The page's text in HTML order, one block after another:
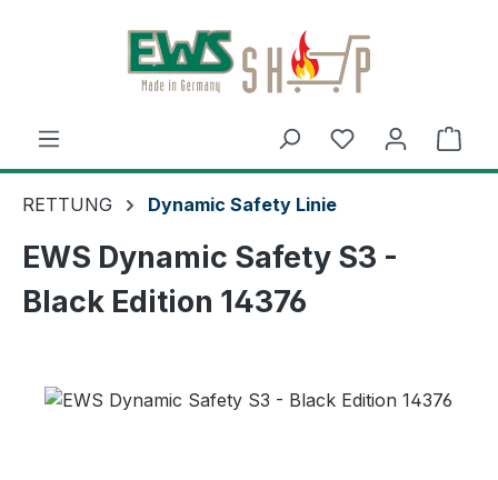
Zum Hauptinhalt springen
RETTUNG Dynamic Safety Linie
EWS Dynamic Safety S3 -
Black Edition 14376